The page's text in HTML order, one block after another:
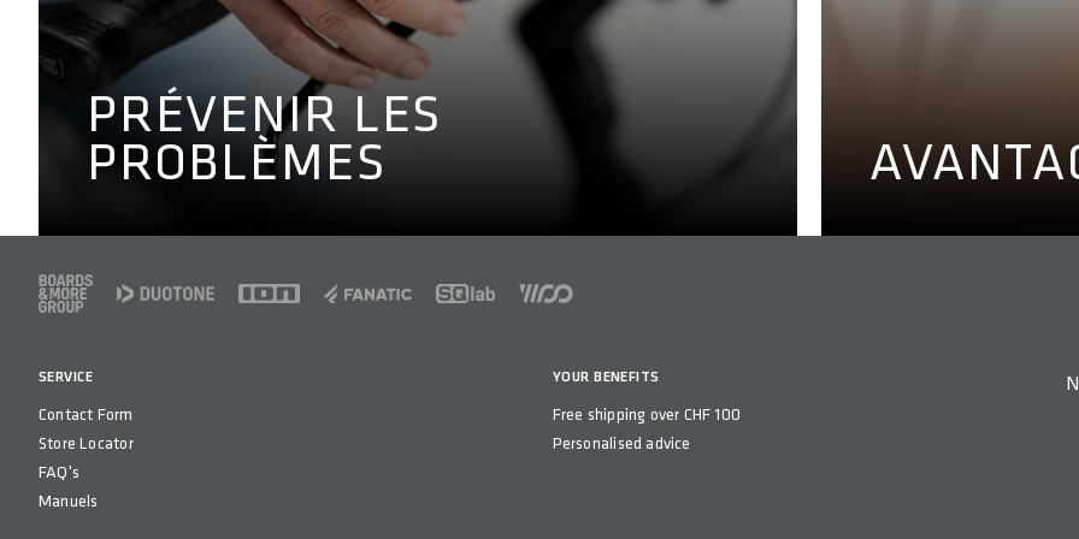
PRÉVENIR LES
PROBLÈMES
Grâce au changement de position des mains, les
Innerbarends® aident à prévenir les mains ou les doigts
engourdis lors de longs trajets.
FOOTER
SERVICE
Contact Form
Store Locator
FAQ's
Manuels
YOUR BENEFITS
Free shipping over CHF 100
Personalised advice